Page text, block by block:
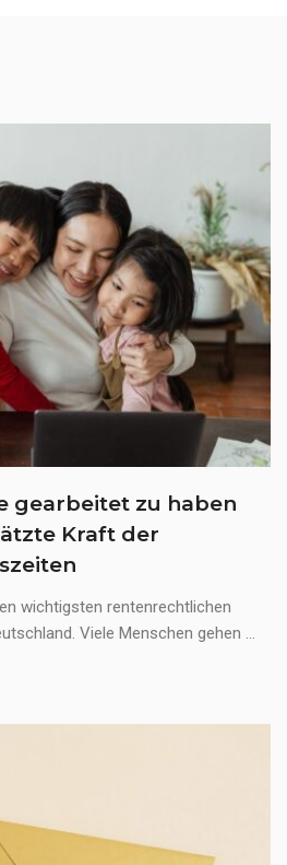
gearbeitet zu haben
Kraft der
wichtigsten rentenrechtlichen
Viele Menschen gehen ...